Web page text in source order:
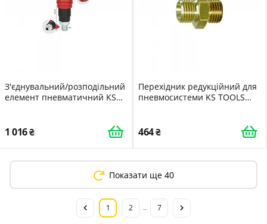
З'єднувальний/розподільний
елемент пневматичний KS
1 016
Перехідник редукційний для
пневмосистеми KS TOOLS
464
Показати ще 40
1 2 7